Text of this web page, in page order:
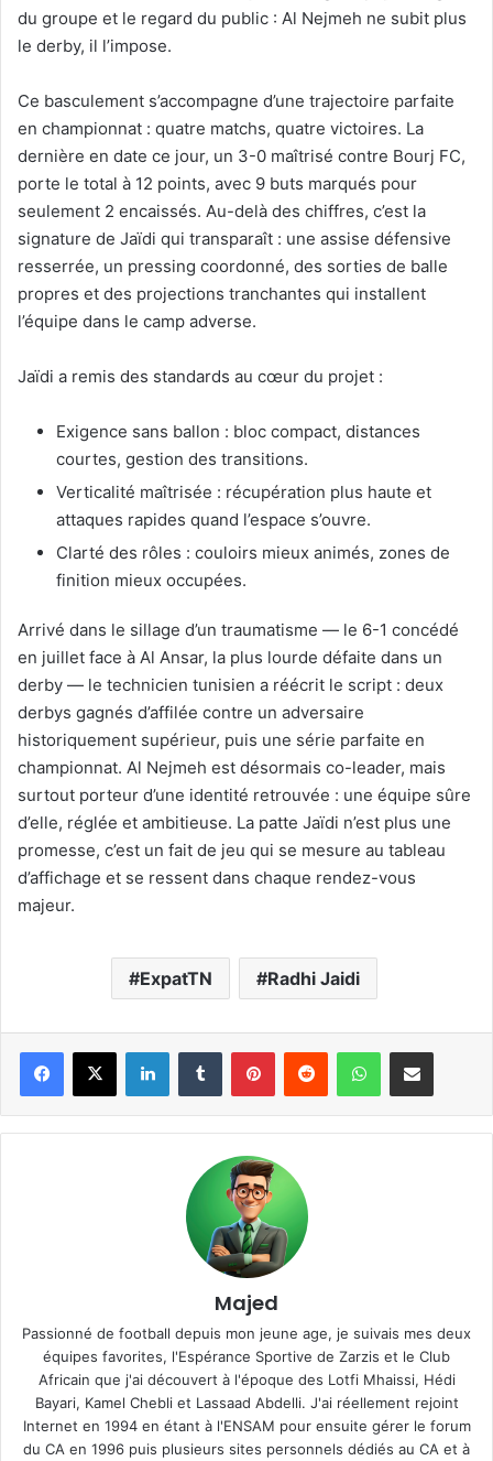
du groupe et le regard du public : Al Nejmeh ne subit plus
le derby, il l’impose.
Ce basculement s’accompagne d’une trajectoire parfaite
en championnat : quatre matchs, quatre victoires. La
dernière en date ce jour, un 3-0 maîtrisé contre Bourj FC,
porte le total à 12 points, avec 9 buts marqués pour
seulement 2 encaissés. Au-delà des chiffres, c’est la
signature de Jaïdi qui transparaît : une assise défensive
resserrée, un pressing coordonné, des sorties de balle
propres et des projections tranchantes qui installent
l’équipe dans le camp adverse.
Jaïdi a remis des standards au cœur du projet :
Exigence sans ballon : bloc compact, distances
courtes, gestion des transitions.
Verticalité maîtrisée : récupération plus haute et
attaques rapides quand l’espace s’ouvre.
Clarté des rôles : couloirs mieux animés, zones de
finition mieux occupées.
Arrivé dans le sillage d’un traumatisme — le 6-1 concédé
en juillet face à Al Ansar, la plus lourde défaite dans un
derby — le technicien tunisien a réécrit le script : deux
derbys gagnés d’affilée contre un adversaire
historiquement supérieur, puis une série parfaite en
championnat. Al Nejmeh est désormais co-leader, mais
surtout porteur d’une identité retrouvée : une équipe sûre
d’elle, réglée et ambitieuse. La patte Jaïdi n’est plus une
promesse, c’est un fait de jeu qui se mesure au tableau
d’affichage et se ressent dans chaque rendez-vous
majeur.
ExpatTN Radhi Jaidi
LinkedinTumblr PinterestReddit WhatsAppPartager par email
Majed
Passionné de football depuis mon jeune age, je suivais mes deux
équipes favorites, l'Espérance Sportive de Zarzis et le Club
Africain que j'ai découvert à l'époque des Lotfi Mhaissi, Hédi
Bayari, Kamel Chebli et Lassaad Abdelli. J'ai réellement rejoint
Internet en 1994 en étant à l'ENSAM pour ensuite gérer le forum
du CA en 1996 puis plusieurs sites personnels dédiés au CA et à